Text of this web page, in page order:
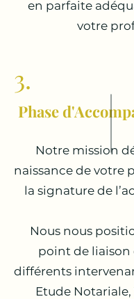
en parfaite
votre
3.
Phase
Notre mission
naissance de votre
la signature de
Nous nous
point de liaison
différents
Etude Notariale,